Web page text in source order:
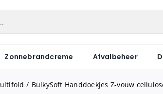
Zonnebrandcreme Afvalbeheer
BulkySoft Handdoekjes Z-vouw